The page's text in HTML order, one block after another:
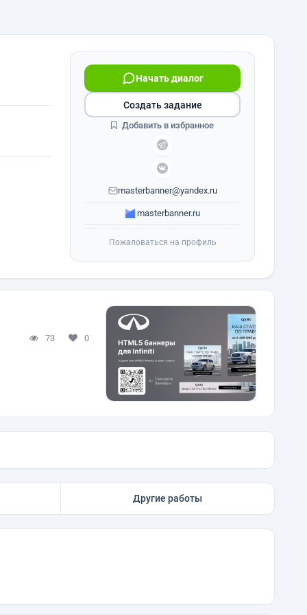
Начать диалог
masterbanner@yandex.ru
masterbanner.ru
Создать задание
Добавить в избранное
Пожаловаться на профиль
73 0
Другие работы